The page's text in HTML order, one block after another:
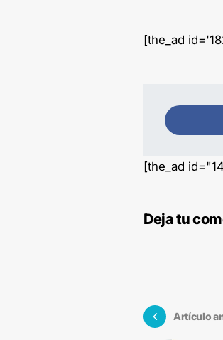
[the_ad
[the_ad
Deja tu
Artículo